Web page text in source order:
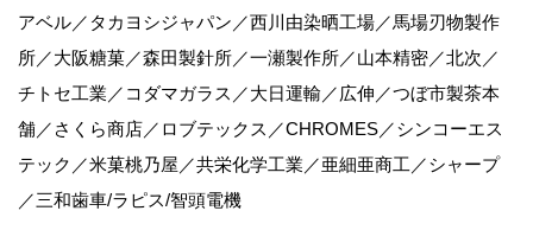
アベル／タカヨシジャパン／西川由染晒工場／馬場刃物製作
所／大阪糖菓／森田製針所／一瀬製作所／山本精密／北次／
チトセ工業／コダマガラス／大日運輸／広伸／つぼ市製茶本
舗／さくら商店／ロブテックス／CHROMES／シンコーエス
テック／米菓桃乃屋／共栄化学工業／亜細亜商工／シャープ
／三和歯車/ラピス/智頭電機